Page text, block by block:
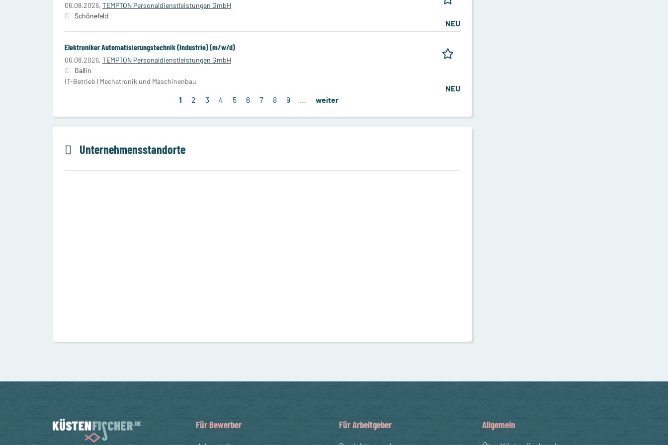
06.08.2026, TEMPTON Personaldienstleistungen GmbH
Schönefeld
NEU
Elektroniker Automatisierungstechnik (Industrie) (m/w/d)
06.08.2026, TEMPTON Personaldienstleistungen GmbH
Gallin
IT-Betrieb | Mechatronik und Maschinenbau
NEU
1
2 3 4 5 6 7 8 9 weiter
Unternehmensstandorte
Für Bewerber Für Arbeitgeber Allgemein